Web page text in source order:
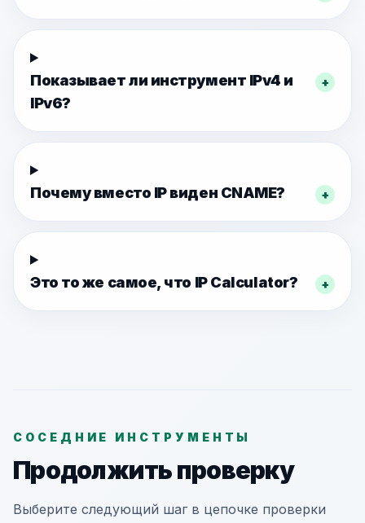
Показывает ли инструмент IPv4 и
IPv6?
+
Почему вместо IP виден CNAME? +
Это то же самое, что IP Calculator? +
СОСЕДНИЕ ИНСТРУМЕНТЫ
Продолжить проверку
Выберите следующий шаг в цепочке проверки